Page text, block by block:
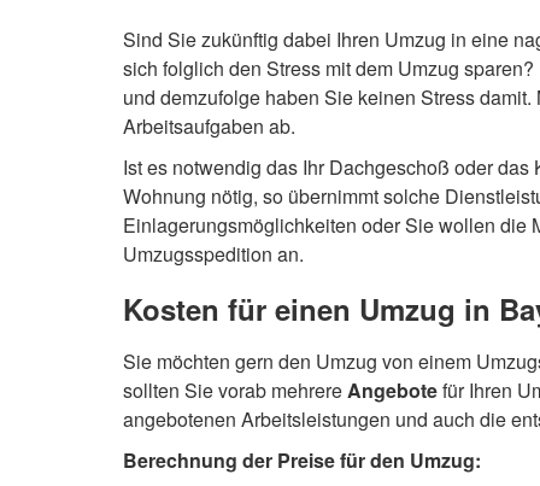
Sind Sie zukünftig dabei Ihren Umzug in eine
sich folglich den Stress mit dem Umzug
und demzufolge haben Sie keinen Stress
Arbeitsaufgaben ab.
Ist es notwendig das Ihr Dachgeschoß oder
Wohnung nötig, so übernimmt solche
Einlagerungsmöglichkeiten oder Sie wollen die
Umzugsspedition an.
Kosten für einen Umzug in
Sie möchten gern den Umzug von einem
sollten Sie vorab mehrereAngebotefür Ihren
angebotenen Arbeitsleistungen und auch die
Berechnung der Preise für den Umzug: